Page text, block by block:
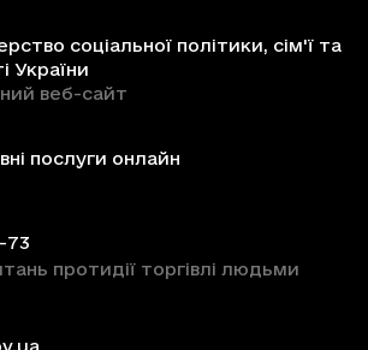
соціальної політики, сім'ї та
України
веб-сайт
послуги онлайн
73
протидії торгівлі людьми